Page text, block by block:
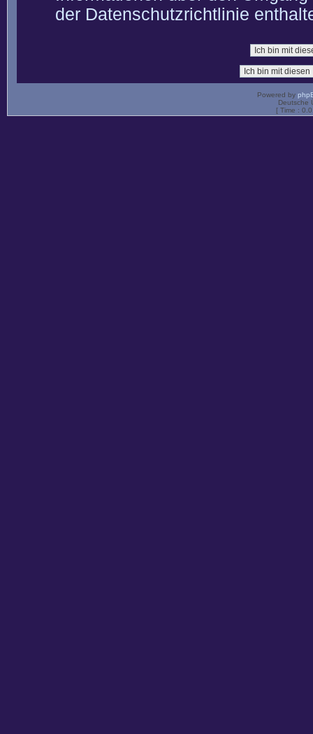
der Datenschutzrichtlinie
Powered by
Deutsche
[ Time :